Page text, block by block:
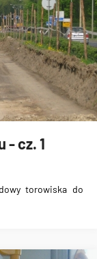
- cz. 1
torowiska do